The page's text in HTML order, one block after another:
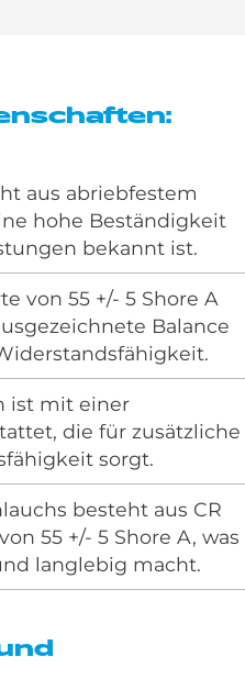
aus abriebfestem
hohe Beständigkeit
bekannt ist.
von 55 +/- 5 Shore A
Balance
ist mit einer
die für zusätzliche
sorgt.
besteht aus CR
55 +/- 5 Shore A, was
langlebig macht.